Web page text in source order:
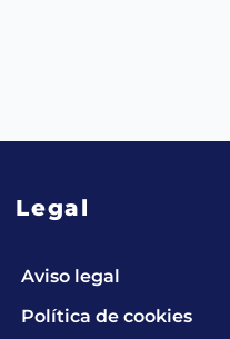
Legal
Aviso legal
Política de cookies